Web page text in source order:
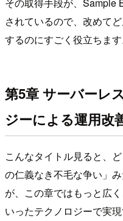
されているので、改めて
するのにすごく役立ちます
第5章 サーバーレ
ジーによる運用改
こんなタイトル見ると、
の仁義なき不毛な争い」
が、この章ではもっと広
いったテクノロジーで実